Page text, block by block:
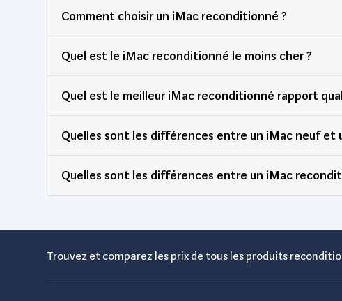
Comment choisir un iMac reconditionné ?
Quel est le iMac reconditionné le moins cher ?
Quel est le meilleur iMac reconditionné rapport
Quelles sont les différences entre un iMac neuf et
Quelles sont les différences entre un iMac
Trouvez et comparez les prix de tous les produits